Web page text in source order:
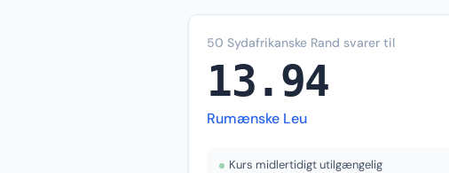
50 Sydafrikanske Rand svarer til
13.94
Rumænske Leu
Kurs midlertidigt utilgængelig